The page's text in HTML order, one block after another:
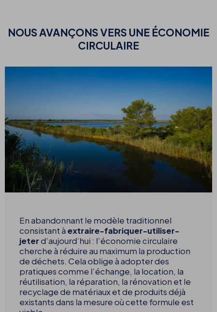
NOUS AVANÇONS VERS UNE ÉCONOMIE
CIRCULAIRE
En abandonnant le modèle traditionnel
consistant à extraire-fabriquer-utiliser-
jeterd’aujourd’hui : l’économie circulaire
cherche à réduire au maximum la production
de déchets. Cela oblige à adopter des
pratiques comme l’échange, la location, la
réutilisation, la réparation, la rénovation et le
recyclage de matériaux et de produits déjà
existants dans la mesure où cette formule est